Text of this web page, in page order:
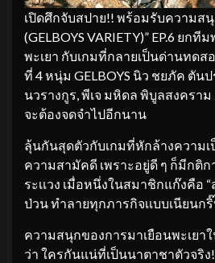
เปิดศึกจับสปาย!! พร้อมรับความสนุ
(GELBOYS VARIETY)” EP.6 ยก
พะเยา กับเกมที่กลายเป็นด่านทด
ที่ 4 หนุ่ม GELBOYS นิว ชยภัค ตัน
นวรางกูร, พีเจ มหิดล พิบูลสงครา
จะต้องจดจำไปอีกนาน
ลุ้นกันสุดตัวกับเกมที่หักล้างความเ
ความสามัคดี เพราะอยู่ดี ๆ ก็มีกติก
ระเเวง เมื่อหนึ่งในสมาชิกแก๊งคือ
ป่วน ทำลายทุกภารกิจเเบบเนียนก
ความสนุกของการมาเยือนพะเยา
ว่า ใครกันแน่ที่เป็นนาตาชาตัวจริ